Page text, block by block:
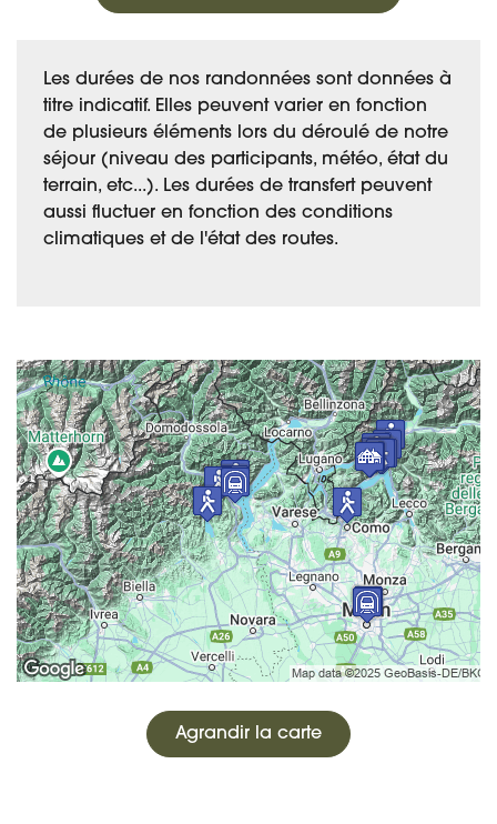
Les durées de nos randonnées sont données à
titre indicatif. Elles peuvent varier en fonction
de plusieurs éléments lors du déroulé de notre
séjour (niveau des participants, météo, état du
terrain, etc...). Les durées de transfert peuvent
aussi fluctuer en fonction des conditions
climatiques et de l'état des routes.
Agrandir la carte